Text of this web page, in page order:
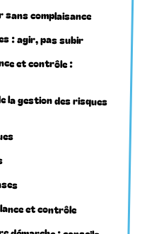
complaisance
: agir, pas subir
et contrôle :
la gestion des risques
et contrôle